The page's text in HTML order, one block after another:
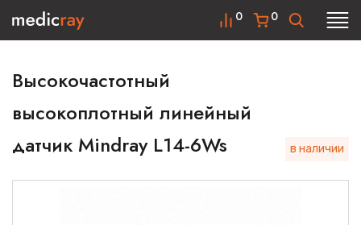
0
0
Высокочастотный
высокоплотный линейный
датчик Mindray L14-6Ws
в наличии